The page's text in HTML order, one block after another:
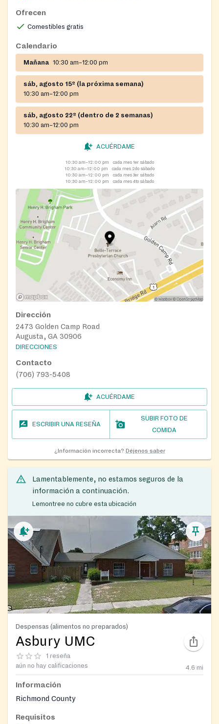
Ofrecen
Comestibles gratis
Calendario
Mañana 10:30 am–12:00 pm
sáb, agosto 15º (la próxima semana)
10:30 am–12:00 pm
sáb, agosto 22º (dentro de 2 semanas)
10:30 am–12:00 pm
ACUÉRDAME
10:30 am–12:00 pm
cada mes 1er sábado
10:30 am–12:00 pm
cada mes 2do sábado
10:30 am–12:00 pm
cada mes 3er sábado
10:30 am–12:00 pm
cada mes 4to sábado
Dirección
2473 Golden Camp Road
Augusta, GA 30906
DIRECCIONES
Contacto
(706) 793-5408
ACUÉRDAME
ESCRIBIR UNA RESEÑA
SUBIR FOTO DE
COMIDA
¿Información incorrecta? Déjenos saber
Lamentablemente, no estamos seguros de la
información a continuación.
Lemontree no cubre esta ubicación
Despensas (alimentos no preparados)
Asbury UMC
1 reseña
aún no hay calificaciones
4.6 mi
Información
Richmond County
Requisitos